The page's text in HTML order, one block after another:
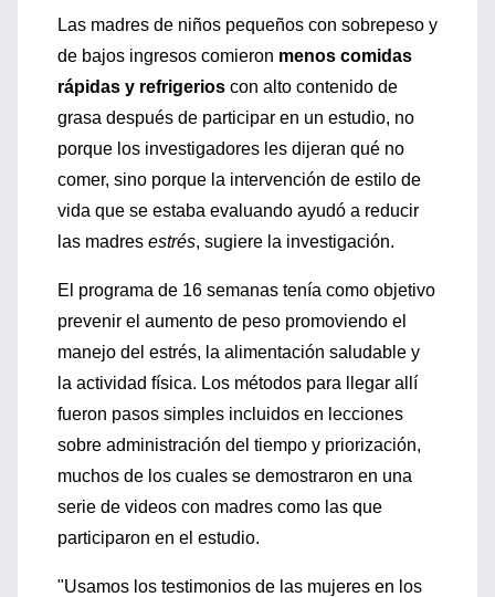
Las madres de niños pequeños con sobrepeso y
de bajos ingresos comieron menos comidas
rápidas y refrigerios con alto contenido de
grasa después de participar en un estudio, no
porque los investigadores les dijeran qué no
comer, sino porque la intervención de estilo de
vida que se estaba evaluando ayudó a reducir
las madres estrés, sugiere la investigación.
El programa de 16 semanas tenía como objetivo
prevenir el aumento de peso promoviendo el
manejo del estrés, la alimentación saludable y
la actividad física. Los métodos para llegar allí
fueron pasos simples incluidos en lecciones
sobre administración del tiempo y priorización,
muchos de los cuales se demostraron en una
serie de videos con madres como las que
participaron en el estudio.
"Usamos los testimonios de las mujeres en los